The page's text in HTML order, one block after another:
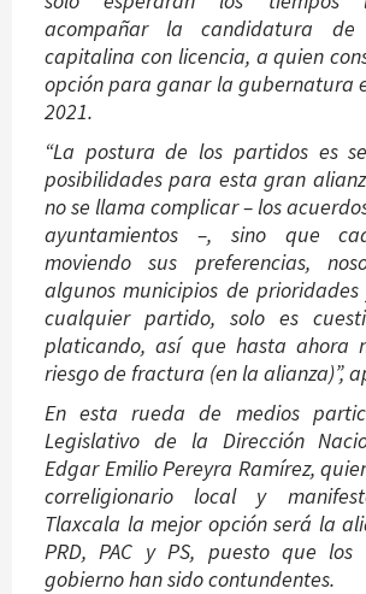
acompañar la candidatura
capitalina con licencia, a quien
opción para ganar la gubernatura
2021.
“La postura de los partidos es
posibilidades para esta gran
no se llama complicar – los
ayuntamientos –, sino que
moviendo sus preferencias,
algunos municipios de
cualquier partido, solo es
platicando, así que hasta ahora
riesgo de fractura (en la alianza)”,
En esta rueda de medios
Legislativo de la Dirección
Edgar Emilio Pereyra Ramírez,
correligionario local y
Tlaxcala la mejor opción será la
PRD, PAC y PS, puesto que los
gobierno han sido contundentes.